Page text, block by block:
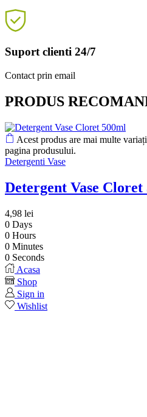
Suport clienti 24/7
Contact prin email
PRODUS
Acest produs are mai multe
pagina produsului.
Detergenti Vase
Detergent Vase Cloret
4,98 lei
0 Days
0 Hours
0 Minutes
0 Seconds
Acasa
Shop
Sign in
Wishlist